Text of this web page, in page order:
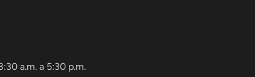
a.m. a 5:30 p.m.